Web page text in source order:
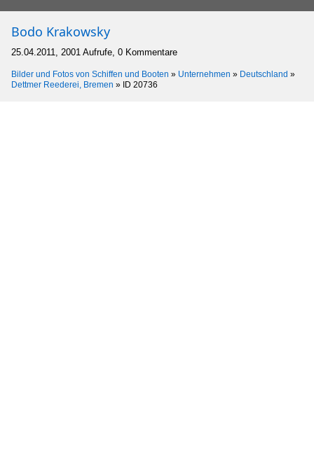
Bodo Krakowsky
25.04.2011, 2001 Aufrufe, 0 Kommentare
Bilder und Fotos von Schiffen und Booten » Unternehmen » Deutschland »
Dettmer Reederei, Bremen » ID 20736